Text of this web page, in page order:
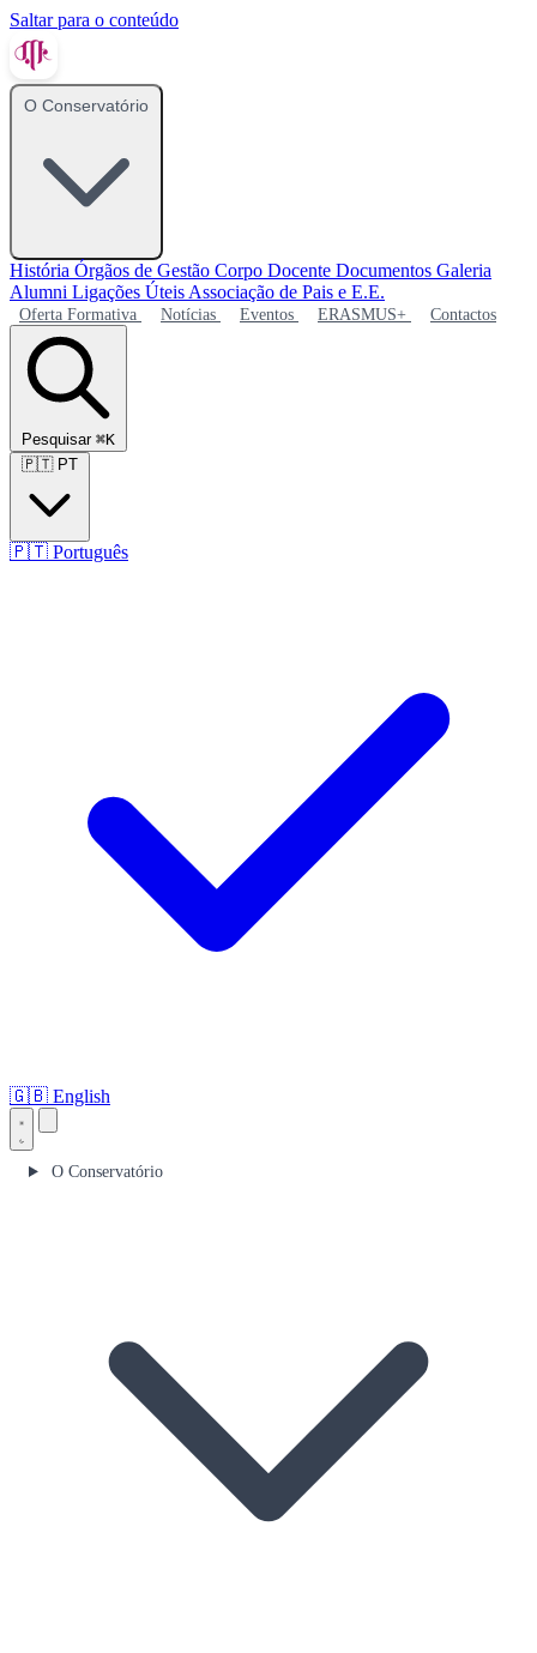
Saltar para o conteúdo
O Conservatório
História Órgãos de Gestão Corpo Docente Documentos Galeria
Alumni Ligações Úteis Associação de Pais e E.E.
Oferta Formativa Notícias Eventos ERASMUS+ Contactos
Pesquisar ⌘K
🇵🇹 PT
🇵🇹 Português
🇬🇧 English
O Conservatório